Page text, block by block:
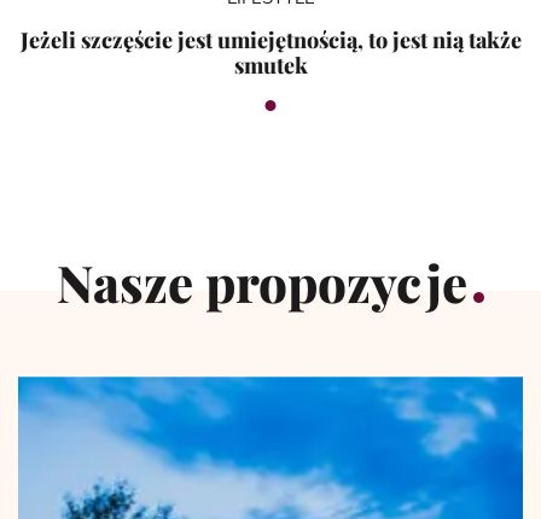
Jeżeli szczęście jest umiejętnością, to jest nią także
smutek
Nasze propozycje